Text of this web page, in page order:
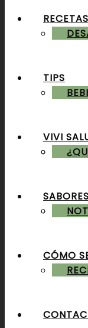
RECETAS
TIPS
VIVI
CÓMO